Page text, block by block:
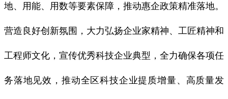
地、用能、用数等要素保障，推动惠企政策精准落地。
营造良好创新氛围，大力弘扬企业家精神、工匠精神和
工程师文化，宣传优秀科技企业典型，全力确保各项任
务落地见效，推动全区科技企业提质增量、高质量发